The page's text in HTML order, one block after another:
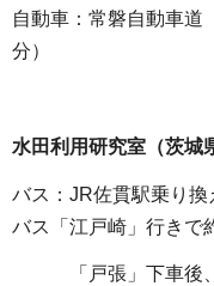
自動車：常磐自動車道
分）
水田利用研究室（茨城
バス：JR佐貫駅乗り
バス「江戸崎」行きで
「戸張」 下車後